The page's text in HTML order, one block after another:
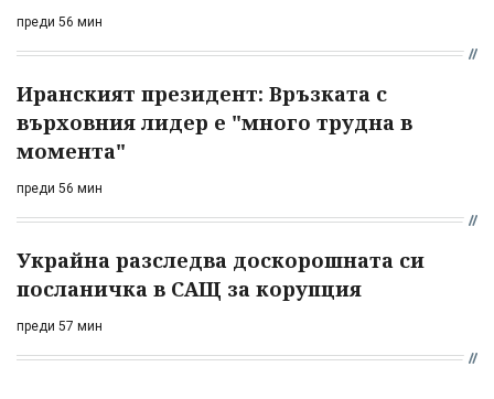
преди 56 мин
Иранският президент: Връзката с
върховния лидер е "много трудна в
момента"
преди 56 мин
Украйна разследва доскорошната си
посланичка в САЩ за корупция
преди 57 мин